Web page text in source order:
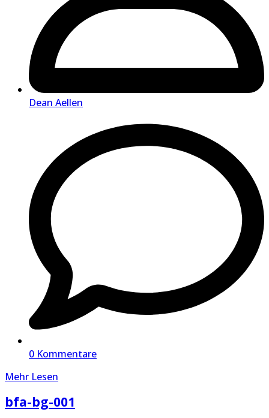
Dean Aellen
0 Kommentare
Mehr Lesen
bfa-bg-001